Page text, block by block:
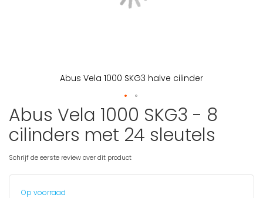
Abus Vela 1000 SKG3 - 8
cilinders met 24 sleutels
Schrijf de eerste review over dit product
Op voorraad
Abus Vela 1000 SKG3 halve cilinder
Ga
naar
het
begin
van
afbeeldingen-
gallerij